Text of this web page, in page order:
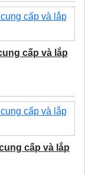
cấp và lắp
cấp và lắp